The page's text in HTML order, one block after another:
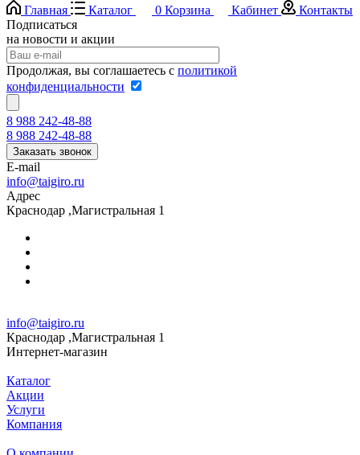
Главная
Каталог 0 Корзина Кабинет
Контакты
Подписаться
на новости и акции
Продолжая, вы соглашаетесь с политикой
конфиденциальности
8 988 242-48-88
8 988 242-48-88
Заказать звонок
E-mail
info@taigiro.ru
Адрес
Краснодар ,Магистральная 1
info@taigiro.ru
Краснодар ,Магистральная 1
Интернет-магазин
Каталог
Акции
Услуги
Компания